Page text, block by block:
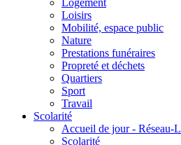
Loisirs
Mobilité, espace public
Nature
Prestations funéraires
Propreté et déchets
Quartiers
Sport
Travail
Scolarité
Accueil de jour - Réseau-L
Scolarité